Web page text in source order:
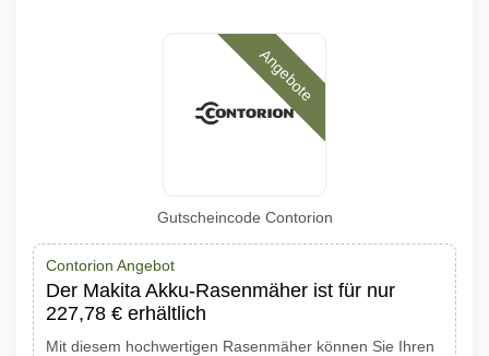
Angebote
Gutscheincode Contorion
Contorion Angebot
Der Makita Akku-Rasenmäher ist für nur
227,78 € erhältlich
Mit diesem hochwertigen Rasenmäher können Sie Ihren